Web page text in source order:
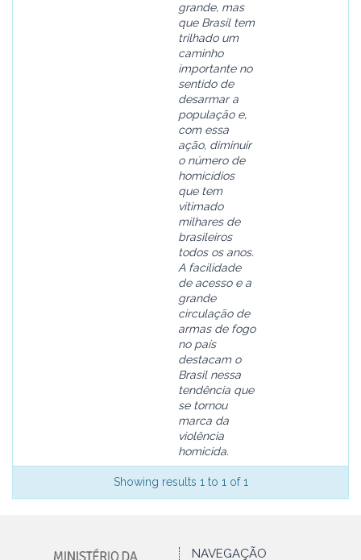
grande, mas
que Brasil tem
trilhado um
caminho
importante no
sentido de
desarmar a
população e,
com essa
ação, diminuir
o número de
homicídios
que tem
vitimado
milhares de
brasileiros
todos os anos.
A facilidade
de acesso e a
grande
circulação de
armas de fogo
no país
destacam o
Brasil nessa
tendência que
se tornou
marca da
violência
homicida.
Showing results 1 to 1 of 1
NAVEGAÇÃO